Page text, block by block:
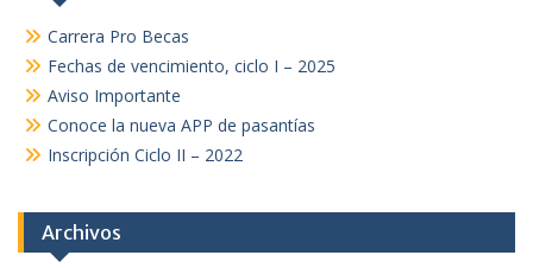
Carrera Pro Becas
Fechas de vencimiento, ciclo I – 2025
Aviso Importante
Conoce la nueva APP de pasantías
Inscripción Ciclo II – 2022
Archivos